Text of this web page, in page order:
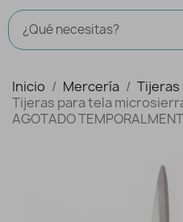
Inicio Mercería
Tijeras para tela
AGOTADO